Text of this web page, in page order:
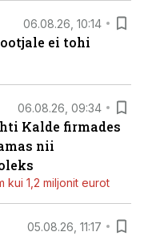
06.08.26, 10:14
ei tohi
06.08.26, 09:34
Kalde firmades
nii
kui 1,2 miljonit eurot
05.08.26, 11:17